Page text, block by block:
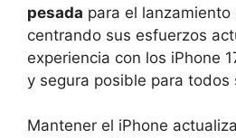
pesada para el
centrando sus esfuerzos
experiencia con los iPhone
y segura posible para todos
Mantener el iPhone